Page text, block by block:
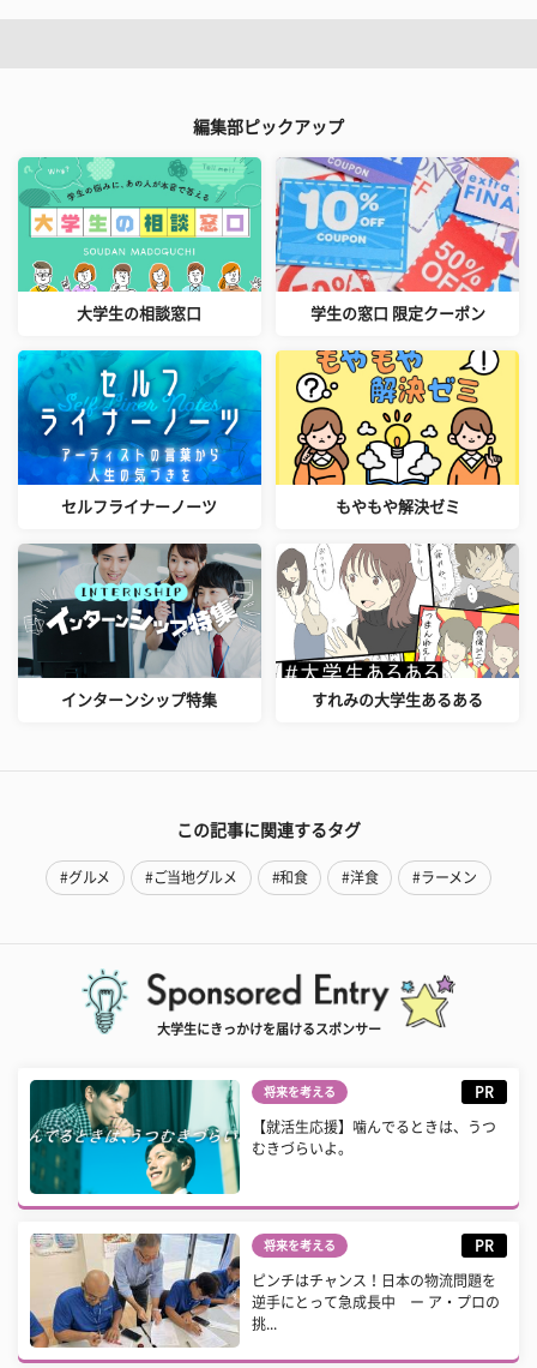
編集部ピックアップ
大学生の相談窓口 学生の窓口 限定クーポン
セルフライナーノーツ もやもや解決ゼミ
インターンシップ特集 すれみの大学生あるある
この記事に関連するタグ
#グルメ #ご当地グルメ #和食 #洋食 #ラーメン
大学生にきっかけを届けるスポンサー
将来を考える PR
【就活生応援】噛んでるときは、うつ
むきづらいよ。
将来を考える PR
ピンチはチャンス！日本の物流問題を
逆手にとって急成長中 ー ア・プロの
挑...